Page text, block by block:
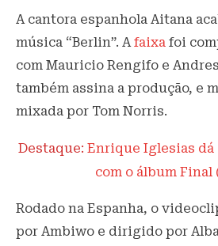
A cantora espanhola Aitana
música “Berlin”. Afaixa foi
com Mauricio Rengifo e
também assina a produção, e
mixada por Tom Norris.
Destaque: Enrique Iglesias
com o álbum Final
Rodado na Espanha, o
por Ambiwo e dirigido por